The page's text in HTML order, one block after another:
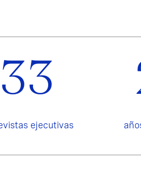
33
ejecutivas